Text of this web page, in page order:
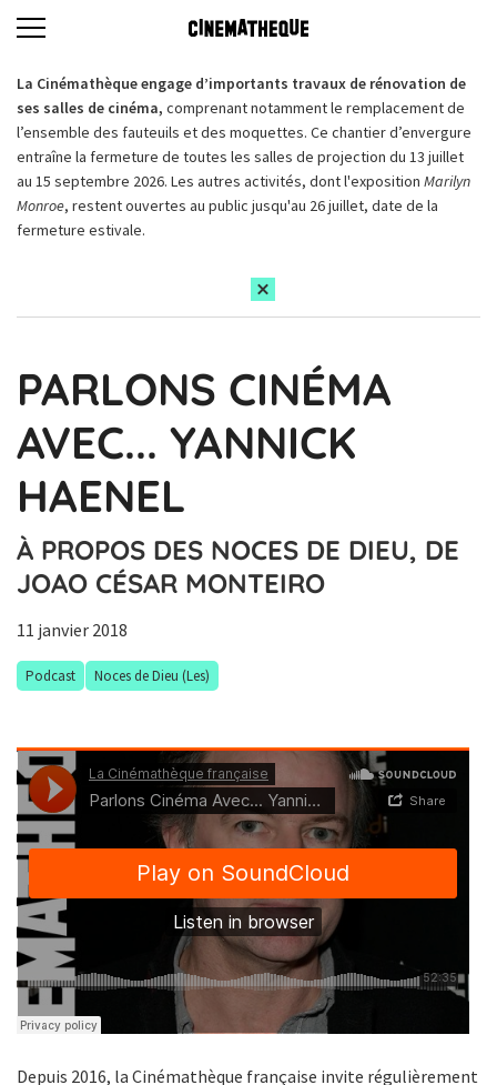
La Cinémathèque engage d’importants travaux de rénovation de
ses salles de cinéma, comprenant notamment le remplacement de
l’ensemble des fauteuils et des moquettes. Ce chantier d’envergure
entraîne la fermeture de toutes les salles de projection du 13 juillet
au 15 septembre 2026. Les autres activités, dont l'exposition Marilyn
Monroe, restent ouvertes au public jusqu'au 26 juillet, date de la
fermeture estivale.
PARLONS CINÉMA
AVEC... YANNICK
HAENEL
À PROPOS DES NOCES DE DIEU, DE
JOAO CÉSAR MONTEIRO
11 janvier 2018
Podcast Noces de Dieu (Les)
Depuis 2016, la Cinémathèque française invite régulièrement